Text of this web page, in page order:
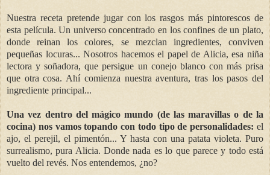
Nuestra receta pretende jugar con los rasgos más pintorescos de
esta película. Un universo concentrado en los confines de un plato,
donde reinan los colores, se mezclan ingredientes, conviven
pequeñas locuras... Nosotros hacemos el papel de Alicia, esa niña
lectora y soñadora, que persigue un conejo blanco con más prisa
que otra cosa. Ahí comienza nuestra aventura, tras los pasos del
ingrediente principal...
Una vez dentro del mágico mundo (de las maravillas o de la
cocina) nos vamos topando con todo tipo de personalidades: el
ajo, el perejil, el pimentón... Y hasta con una patata violeta. Puro
surrealismo, pura Alicia. Donde nada es lo que parece y todo está
vuelto del revés. Nos entendemos, ¿no?